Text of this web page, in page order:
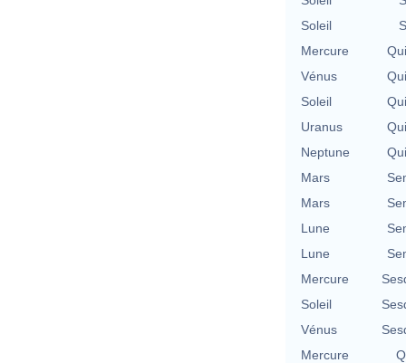
Soleil
Mercure
Vénus
Soleil
Uranus
Neptune
Mars
Mars
Lune
Lune
Mercure
Soleil
Vénus
Mercure